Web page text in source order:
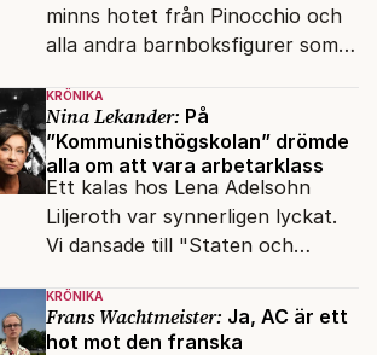
minns hotet från Pinocchio och
alla andra barnboksfigurer som
upphovsrätt.
KRÖNIKA
Nina Lekander: På
”Kommunisthögskolan” drömde
alla om att vara arbetarklass
Ett kalas hos Lena Adelsohn
Liljeroth var synnerligen lyckat.
Vi dansade till "Staten och
KRÖNIKA
Frans Wachtmeister: Ja, AC är ett
hot mot den franska